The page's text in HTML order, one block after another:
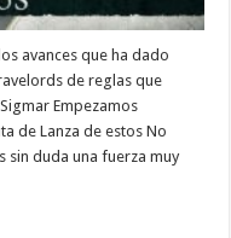
avances que ha dado
de reglas que
Empezamos
de Lanza de estos No
sin duda una fuerza muy